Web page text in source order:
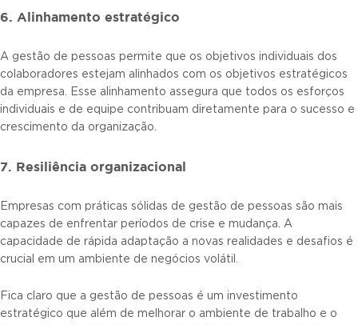
6. Alinhamento estratégico
A gestão de pessoas permite que os objetivos individuais dos
colaboradores estejam alinhados com os objetivos estratégicos
da empresa. Esse alinhamento assegura que todos os esforços
individuais e de equipe contribuam diretamente para o sucesso e
crescimento da organização.
7. Resiliência organizacional
Empresas com práticas sólidas de gestão de pessoas são mais
capazes de enfrentar períodos de crise e mudança. A
capacidade de rápida adaptação a novas realidades e desafios é
crucial em um ambiente de negócios volátil.
Fica claro que a gestão de pessoas é um investimento
estratégico que além de melhorar o ambiente de trabalho e o